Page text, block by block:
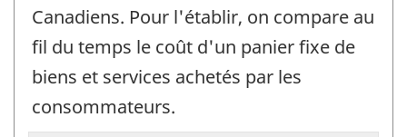
pour
Canadiens. Pour l'établir, on compare au
fil du temps le coût d'un panier fixe de
biens et services achetés par les
consommateurs.